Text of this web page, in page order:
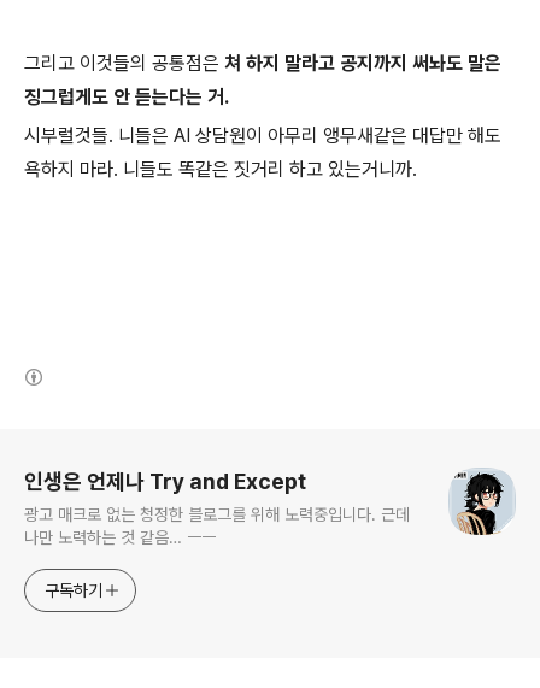
그리고 이것들의 공통점은 쳐 하지 말라고 공지까지 써놔도 말은
징그럽게도 안 듣는다는 거.
시부럴것들. 니들은 AI 상담원이 아무리 앵무새같은 대답만 해도
욕하지 마라. 니들도 똑같은 짓거리 하고 있는거니까.
인생은 언제나 Try and Except
광고 매크로 없는 청정한 블로그를 위해 노력중입니다. 근데
나만 노력하는 것 같음… ㅡㅡ
구독하기